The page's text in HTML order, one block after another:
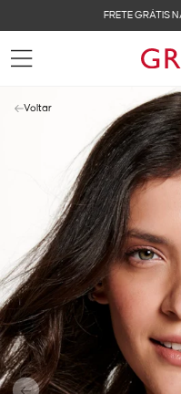
FRETE GRÁTIS
Voltar